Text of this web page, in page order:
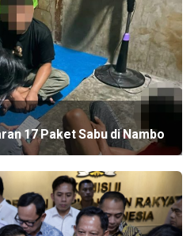
17 Paket Sabu di Nambo